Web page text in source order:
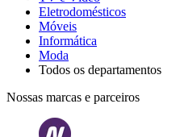
Eletrodomésticos
Móveis
Informática
Moda
Todos os departamentos
Nossas marcas e parceiros